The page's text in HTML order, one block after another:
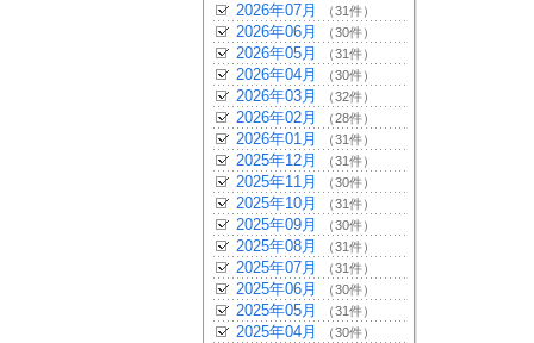
2026年07月 （31件）
2026年06月 （30件）
2026年05月 （31件）
2026年04月 （30件）
2026年03月 （32件）
2026年02月 （28件）
2026年01月 （31件）
2025年12月 （31件）
2025年11月 （30件）
2025年10月 （31件）
2025年09月 （30件）
2025年08月 （31件）
2025年07月 （31件）
2025年06月 （30件）
2025年05月 （31件）
2025年04月 （30件）